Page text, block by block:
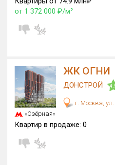
от 1 372 000 ₽/м²
ЖК ОГНИ
ДОНСТРОЙ
г. Москва,
«Озёрная»
Квартир в продаже: 0